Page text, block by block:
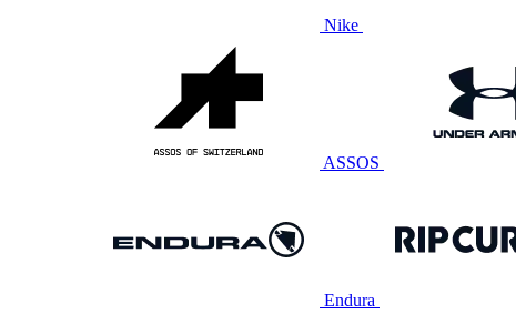
Nike
ASSOS
Endura